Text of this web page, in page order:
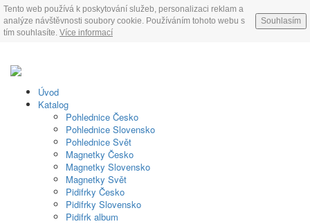
Tento web používá k poskytování služeb, personalizaci reklam a
analýze návštěvnosti soubory cookie. Používáním tohoto webu s
tím souhlasíte. Více informací
Souhlasím
Úvod
Katalog
Pohlednice Česko
Pohlednice Slovensko
Pohlednice Svět
Magnetky Česko
Magnetky Slovensko
Magnetky Svět
Pidifrky Česko
Pidifrky Slovensko
Pidifrk album